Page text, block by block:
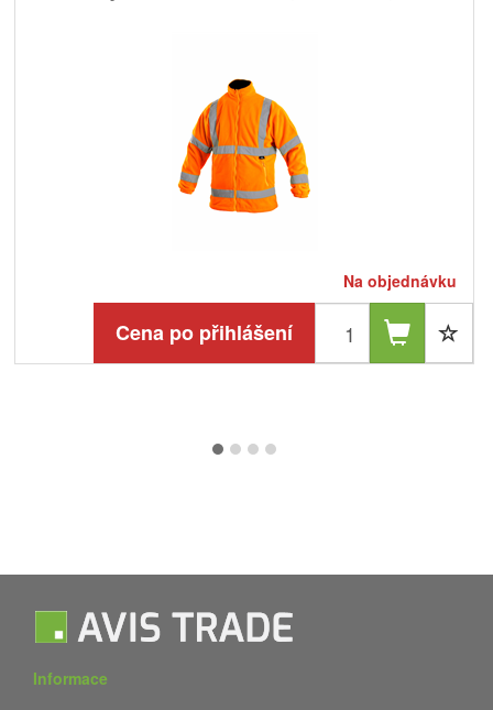
Na objednávku
Cena po přihlášení
Informace